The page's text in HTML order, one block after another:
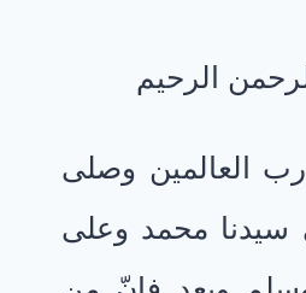
الرحيم
رب العالمين وصلى
سيدنا محمد وعلى